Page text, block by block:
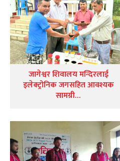
जागेश्वर शिवालय मन्दिरलाई
इलेक्ट्रोनिक जगसहित आवश्यक
सामग्री…